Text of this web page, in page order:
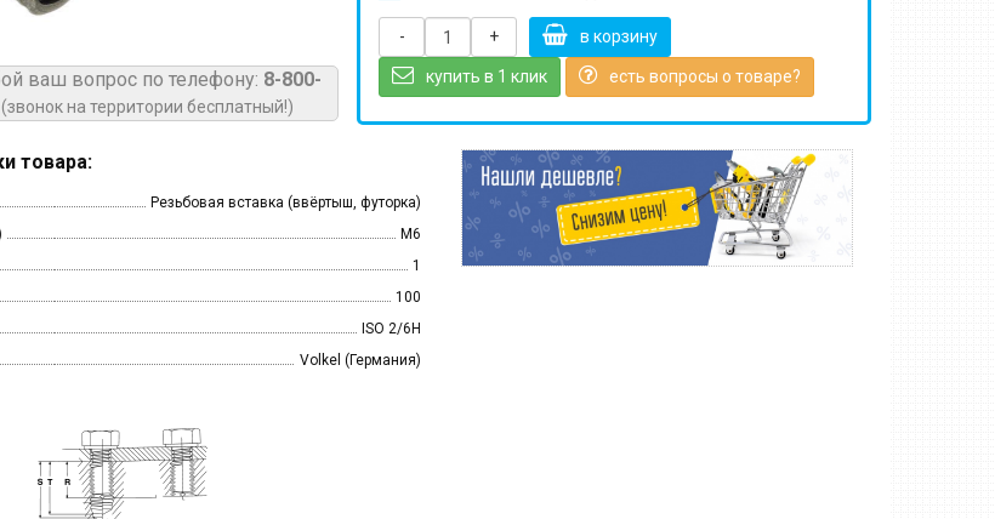
ваш вопрос по телефону: 8-800-
(звонок на территории бесплатный!)
- + в корзину
купить в 1 клик есть вопросы о товаре?
товара:
Резьбовая вставка (ввёртыш, футорка)
M6
1
100
ISO 2/6H
Volkel (Германия)